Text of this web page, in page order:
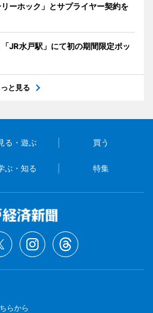
ーホック」とサプライヤー契約を
JR水戸駅」にて初の期間限定ポッ
っと見る
る・遊ぶ 買う
ぶ・知る 特集
らから